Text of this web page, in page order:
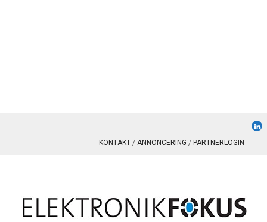
KONTAKT ANNONCERING PARTNERLOGIN